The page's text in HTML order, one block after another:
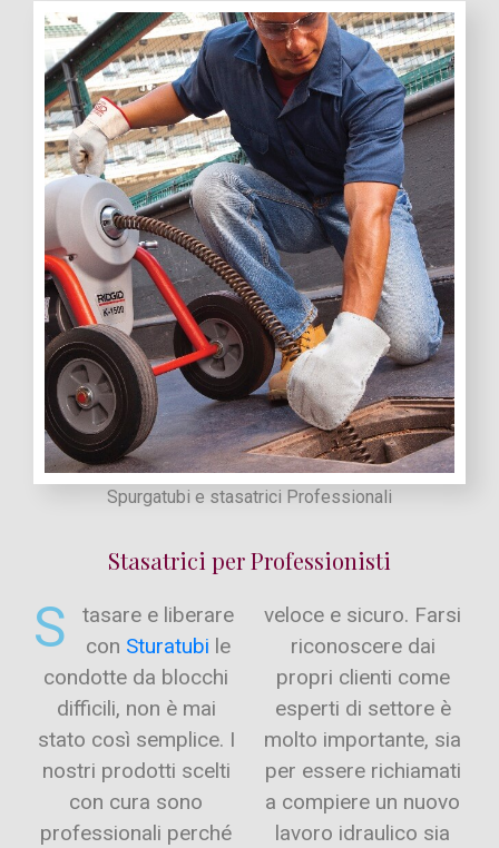
Stasatrici per Professionisti
S
tasare e liberare
con Sturatubi le
condotte da blocchi
difficili, non è mai
stato così semplice. I
nostri prodotti scelti
con cura sono
professionali perché
veloce e sicuro. Farsi
riconoscere dai
propri clienti come
esperti di settore è
molto importante, sia
per essere richiamati
a compiere un nuovo
lavoro idraulico sia
Spurgatubi e stasatrici Professionali